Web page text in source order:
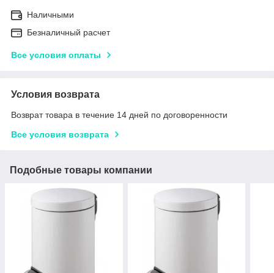
Наличными
Безналичный расчет
Все условия оплаты
Условия возврата
Возврат товара в течение 14 дней по договоренности
Все условия возврата
Подобные товары компании